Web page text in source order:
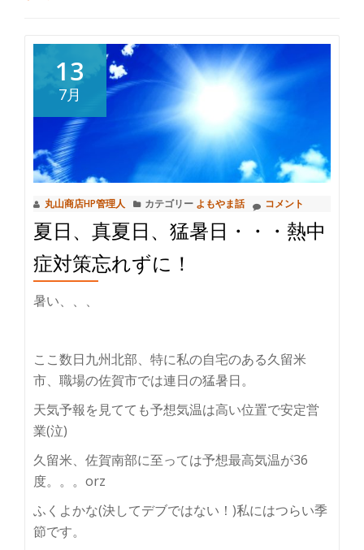
替
13
7月
丸山商店HP管理人 カテゴリー よもやま話 コメント
夏日、真夏日、猛暑日・・・熱中
症対策忘れずに！
暑い、、、
ここ数日九州北部、特に私の自宅のある久留米
市、職場の佐賀市では連日の猛暑日。
天気予報を見てても予想気温は高い位置で安定営
業(泣)
久留米、佐賀南部に至っては予想最高気温が36
度。。。orz
ふくよかな(決してデブではない！)私にはつらい季
節です。